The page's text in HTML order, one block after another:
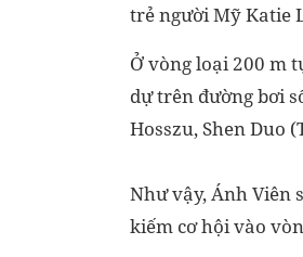
trẻ người Mỹ Katie
Ở vòng loại 200 m
dự trên đường bơi
Hosszu, Shen Duo
Như vậy, Ánh Viên
kiếm cơ hội vào